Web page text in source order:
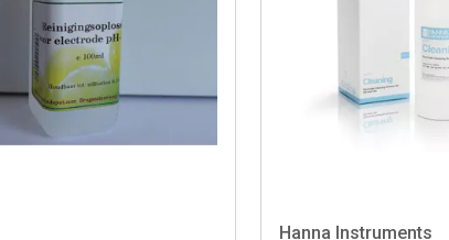
Hanna Instruments